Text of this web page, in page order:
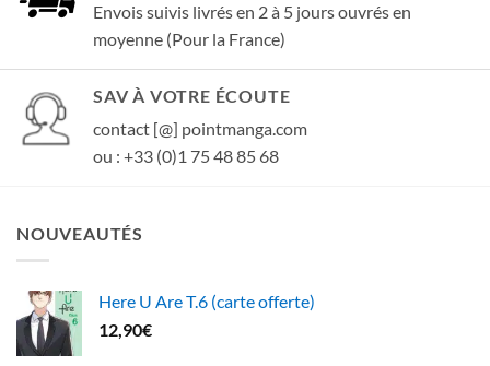
Envois suivis livrés en 2 à 5 jours ouvrés en
moyenne (Pour la France)
SAV À VOTRE ÉCOUTE
contact [@] pointmanga.com
ou : +33 (0)1 75 48 85 68
NOUVEAUTÉS
Here U Are T.6 (carte offerte)
12,90€